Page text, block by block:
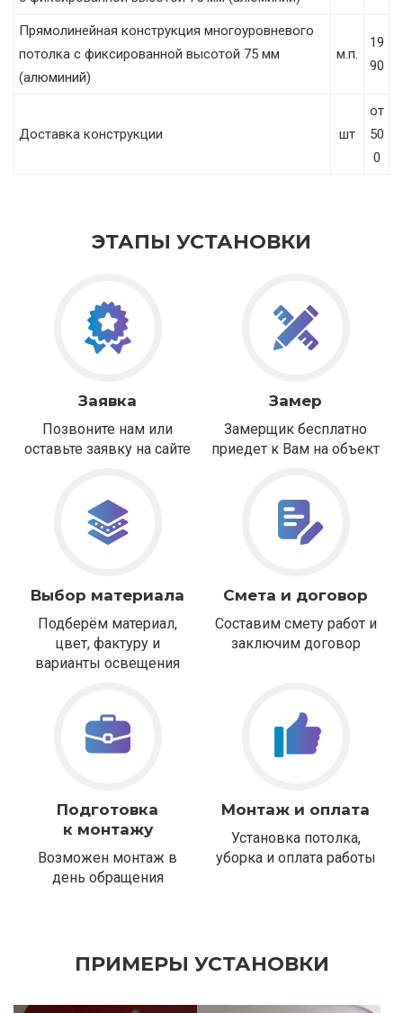
Прямолинейная конструкция многоуровневого
потолка с фиксированной высотой 75 мм
(алюминий)
м.п.
19
90
Доставка конструкции шт
от
50
0
ЭТАПЫ УСТАНОВКИ
Заявка
Позвоните нам или
оставьте заявку на сайте
Замер
Замерщик бесплатно
приедет к Вам на объект
Выбор материала
Подберём материал,
цвет, фактуру и
варианты освещения
Смета и договор
Составим смету работ и
заключим договор
Подготовка
к монтажу
Возможен монтаж в
день обращения
Монтаж и оплата
Установка потолка,
уборка и оплата работы
ПРИМЕРЫ УСТАНОВКИ